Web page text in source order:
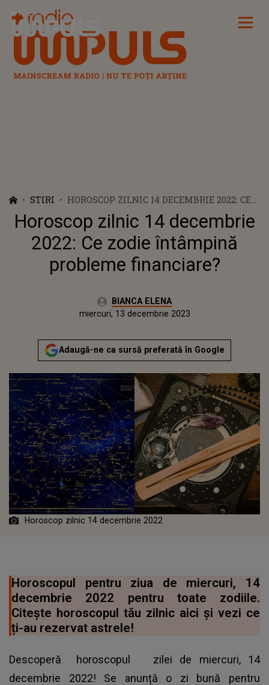
Radio Impuls
STIRI
HOROSCOP ZILNIC 14 DECEMBRIE 2022: CE
ZODIE ÎNTÂMPINĂ PROBLEME
FINANCIARE?
Horoscop zilnic 14 decembrie
2022: Ce zodie întâmpină
probleme financiare?
Autor:BIANCA ELENA
marți, 13 decembrie 2022
Actualizat:
miercuri, 13 decembrie 2023
Adaugă-ne ca sursă preferată în Google
Horoscop zilnic 14 decembrie 2022
Horoscopul pentru ziua de miercuri, 14
decembrie 2022 pentru toate zodiile.
Citește horoscopul tău zilnic aici și vezi ce
ți-au rezervat astrele!
Descoperă horoscopul
zilei de miercuri, 14
decembrie 2022! Se anunță o zi bună pentru